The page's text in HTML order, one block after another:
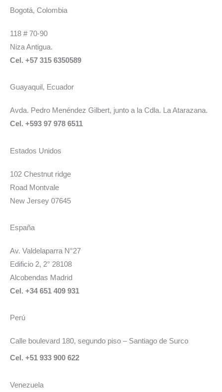
Bogotá, Colombia
118 # 70-90
Niza Antigua.
Cel. +57 315 6350589
Guayaquil, Ecuador
Avda. Pedro Menéndez Gilbert, junto a la Cdla. La Atarazana.
Cel. +593 97 978 6511
Estados Unidos
102 Chestnut ridge
Road Montvale
New Jersey 07645
España
Av. Valdelaparra N°27
Edificio 2, 2° 28108
Alcobendas Madrid
Cel. +34 651 409 931
Perú
Calle boulevard 180, segundo piso – Santiago de Surco
Cel. +51 933 900 622
Venezuela